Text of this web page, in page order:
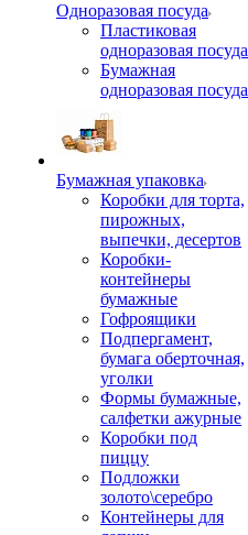
Одноразовая посуда
Пластиковая
одноразовая посуда
Бумажная
одноразовая посуда
Бумажная упаковка
Коробки для торта,
пирожных,
выпечки, десертов
Коробки-
контейнеры
бумажные
Гофроящики
Подпергамент,
бумага оберточная,
уголки
Формы бумажные,
салфетки ажурные
Коробки под
пиццу
Подложки
золото\серебро
Контейнеры для